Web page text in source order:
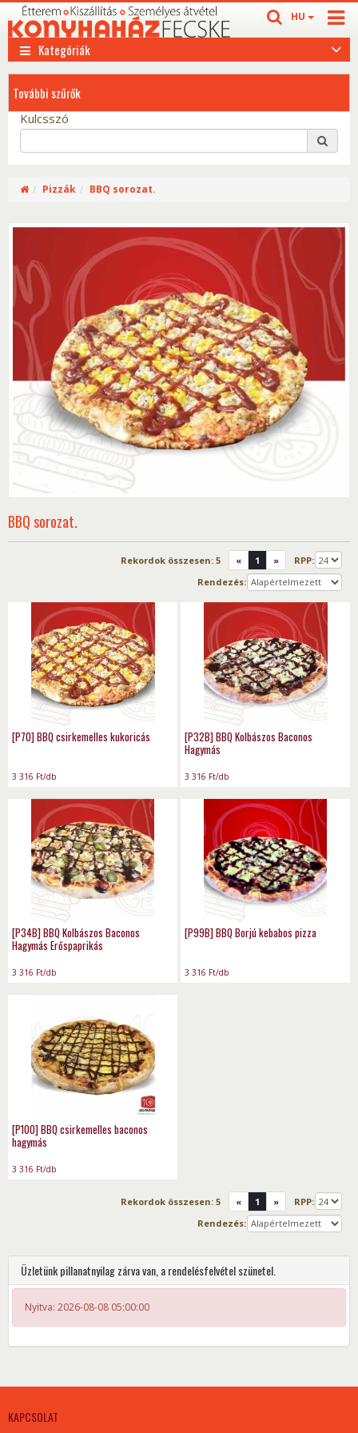
HU
Kategóriák
További szűrők
Kulcsszó
Pizzák BBQ sorozat.
BBQ sorozat.
Rekordok összesen: 5 « 1 »
RPP:
Rendezés:
[P70] BBQ csirkemelles kukoricás
3 316 Ft/db
[P32B] BBQ Kolbászos Baconos
Hagymás
3 316 Ft/db
[P34B] BBQ Kolbászos Baconos
Hagymás Erőspaprikás
3 316 Ft/db
[P99B] BBQ Borjú kebabos pizza
3 316 Ft/db
[P100] BBQ csirkemelles baconos
hagymás
3 316 Ft/db
Rekordok összesen: 5 « 1 »
RPP:
Rendezés:
Üzletünk pillanatnyilag zárva van, a rendelésfelvétel szünetel.
Nyitva: 2026-08-08 05:00:00
KAPCSOLAT